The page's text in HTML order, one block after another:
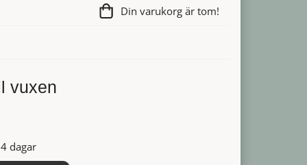
Din varukorg är tom!
vuxen
dagar